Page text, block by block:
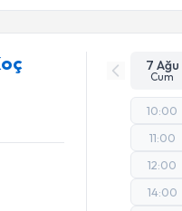
7 Ağu
Cum
10:00
11:00
12:00
14:00